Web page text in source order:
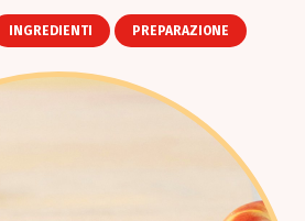
INGREDIENTI PREPARAZIONE